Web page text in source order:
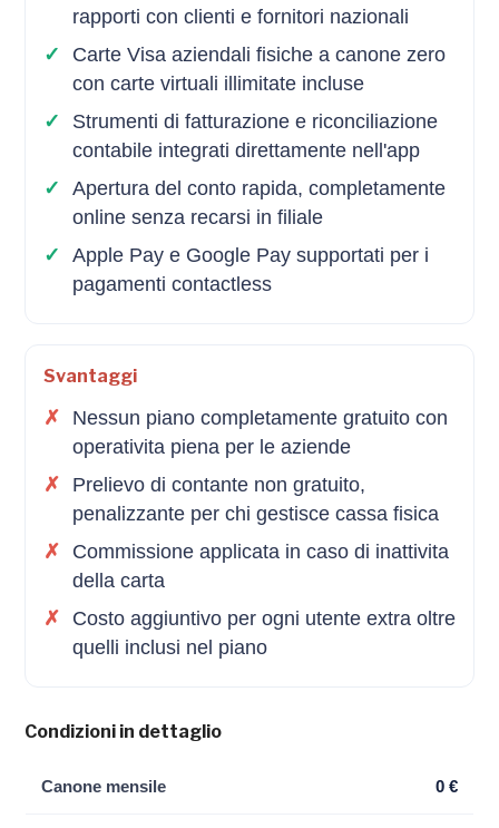
rapporti con clienti e fornitori nazionali
Carte Visa aziendali fisiche a canone zero
con carte virtuali illimitate incluse
Strumenti di fatturazione e riconciliazione
contabile integrati direttamente nell'app
Apertura del conto rapida, completamente
online senza recarsi in filiale
Apple Pay e Google Pay supportati per i
pagamenti contactless
Svantaggi
Nessun piano completamente gratuito con
operativita piena per le aziende
Prelievo di contante non gratuito,
penalizzante per chi gestisce cassa fisica
Commissione applicata in caso di inattivita
della carta
Costo aggiuntivo per ogni utente extra oltre
quelli inclusi nel piano
Condizioni in dettaglio
Canone mensile 0 €